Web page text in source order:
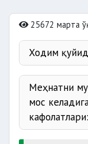
25672 марта
Ходим
иш
Меҳнатни
мос
кафолатлари: